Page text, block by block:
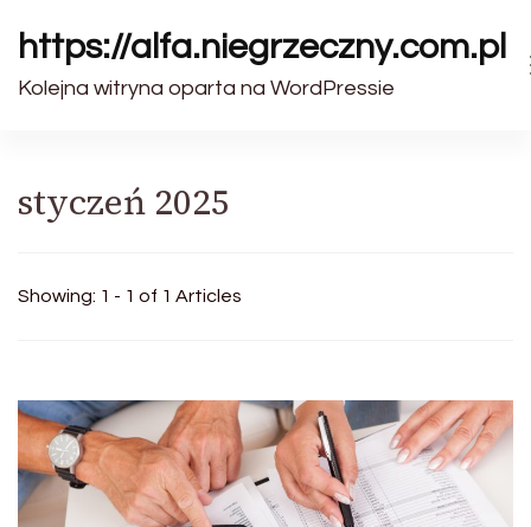
https://alfa.niegrzeczny.com.pl
Kolejna witryna oparta na WordPressie
styczeń 2025
Showing: 1 - 1 of 1 Articles